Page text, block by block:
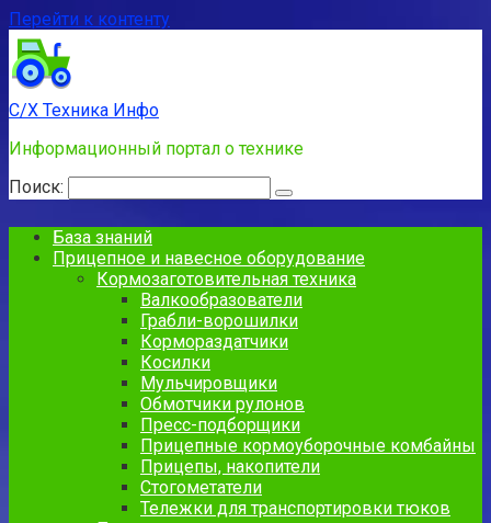
Перейти к контенту
С/Х Техника Инфо
Информационный портал о технике
Поиск:
База знаний
Прицепное и навесное оборудование
Кормозаготовительная техника
Валкообразователи
Грабли-ворошилки
Кормораздатчики
Косилки
Мульчировщики
Обмотчики рулонов
Пресс-подборщики
Прицепные кормоуборочные комбайны
Прицепы, накопители
Стогометатели
Тележки для транспортировки тюков